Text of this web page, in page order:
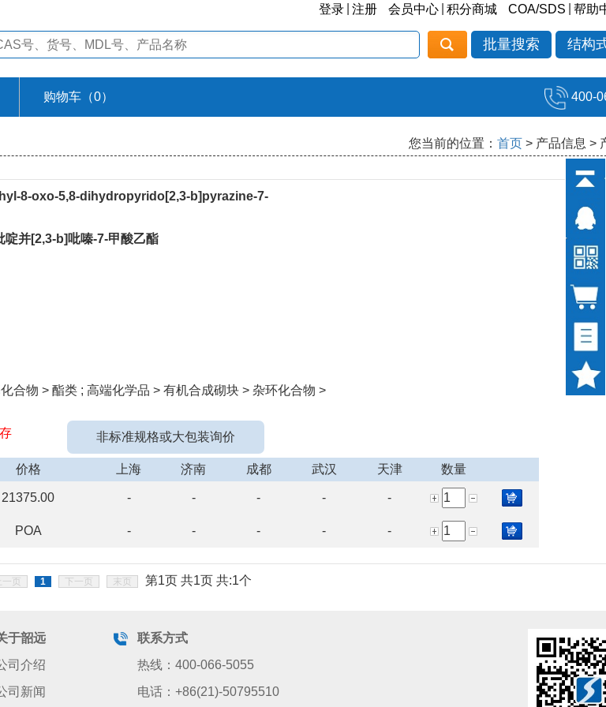
登录 注册 会员中心 积分商城 COA/SDS 帮助
批量搜索 结构
购物车（0） 400-
您当前的位置： 首页 > 产品信息 >
8-oxo-5,8-dihydropyrido[2,3-b]pyrazine-7-
啶并[2,3-b]吡嗪-7-甲酸乙酯
合物 > 酯类 ; 高端化学品 > 有机合成砌块 > 杂环化合物 >
非标准规格或大包装询价
价格 上海 济南 成都 武汉 天津 数量
21375.00 - - - - -
POA - - - - -
一页 1 下一页 末页 第1页 共1页 共:1个
于韶远
司介绍
司新闻
联系方式
热线：400-066-5055
电话：+86(21)-50795510